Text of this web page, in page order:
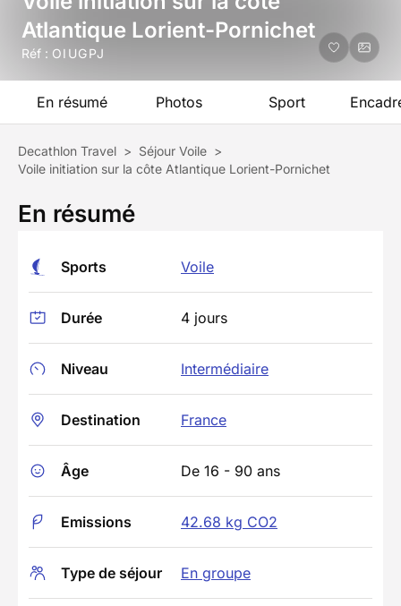
Atlantique Lorient-Pornichet
Réf : OIUGPJ
En résumé Photos Sport
Decathlon Travel > Séjour Voile >
Voile initiation sur la côte Atlantique Lorient-Pornichet
En résumé
Sports Voile
Durée 4 jours
Niveau Intermédiaire
Destination France
Âge De 16 - 90 ans
Emissions 42.68 kg CO2
Type de séjour En groupe